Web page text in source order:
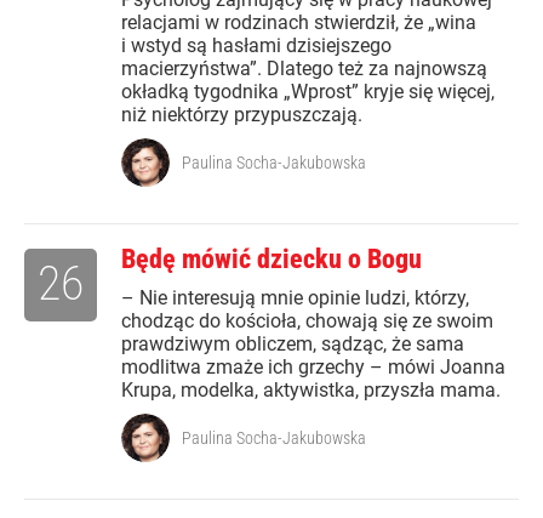
relacjami w rodzinach stwierdził, że „wina
i wstyd są hasłami dzisiejszego
macierzyństwa”. Dlatego też za najnowszą
okładką tygodnika „Wprost” kryje się więcej,
niż niektórzy przypuszczają.
Paulina Socha-Jakubowska
Będę mówić dziecku o Bogu
– Nie interesują mnie opinie ludzi, którzy,
chodząc do kościoła, chowają się ze swoim
prawdziwym obliczem, sądząc, że sama
modlitwa zmaże ich grzechy – mówi Joanna
Krupa, modelka, aktywistka, przyszła mama.
26
Paulina Socha-Jakubowska